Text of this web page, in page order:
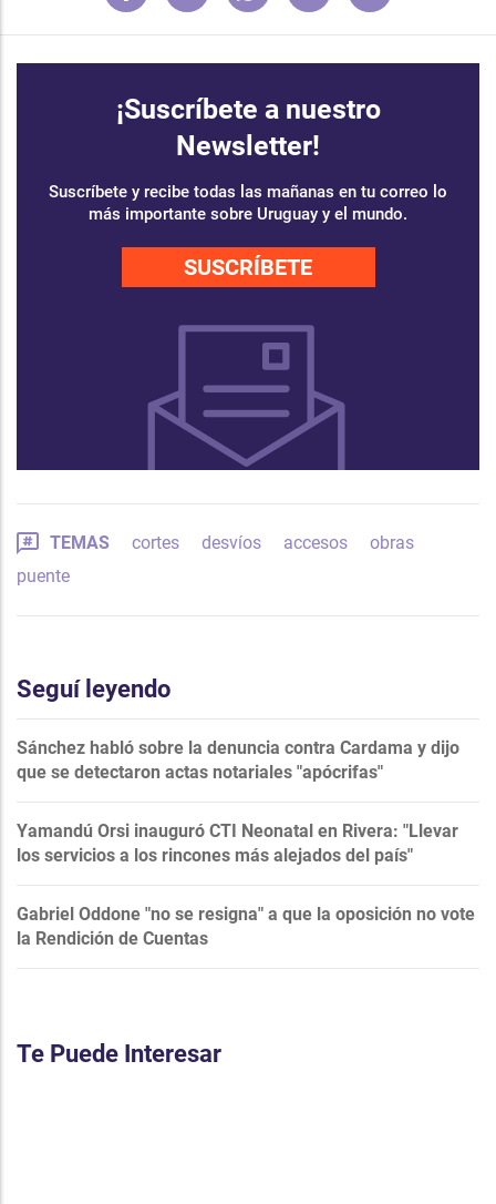
¡Suscríbete a nuestro
Newsletter!
Suscríbete y recibe todas las mañanas en tu correo lo
más importante sobre Uruguay y el mundo.
SUSCRÍBETE
TEMAS cortes desvíos accesos
obras
puente
Seguí leyendo
Sánchez habló sobre la denuncia contra Cardama y dijo
que se detectaron actas notariales "apócrifas"
Yamandú Orsi inauguró CTI Neonatal en Rivera: "Llevar
los servicios a los rincones más alejados del país"
Gabriel Oddone "no se resigna" a que la oposición no vote
la Rendición de Cuentas
Te Puede Interesar